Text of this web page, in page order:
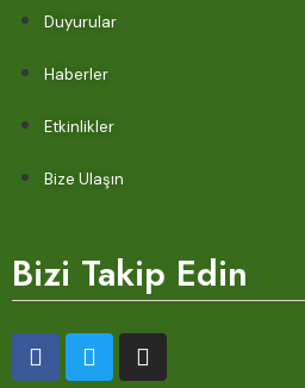
Duyurular
Haberler
Etkinlikler
Bize Ulaşın
Bizi Takip Edin